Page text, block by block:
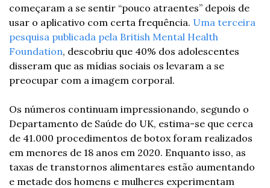
começaram a se sentir “pouco atraentes” depois de
usar o aplicativo com certa frequência. Uma terceira
pesquisa publicada pela British Mental Health
Foundation, descobriu que 40% dos adolescentes
disseram que as mídias sociais os levaram a se
preocupar com a imagem corporal.
Os números continuam impressionando, segundo o
Departamento de Saúde do UK, estima-se que cerca
de 41.000 procedimentos de botox foram realizados
em menores de 18 anos em 2020. Enquanto isso, as
taxas de transtornos alimentares estão aumentando
e metade dos homens e mulheres experimentam